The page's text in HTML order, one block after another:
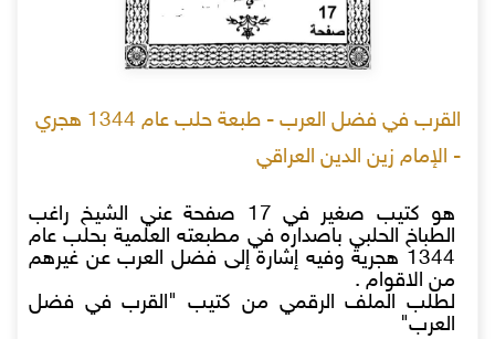
القرب في فضل العرب - طبعة حلب عام 1344 هجري
- الإمام زين الدين العراقي
هو كتيب صغير في 17 صفحة عني الشيخ راغب
الطباخ الحلبي باصداره في مطبعته العلمية بحلب عام
1344 هجرية وفيه إشارة إلى فضل العرب عن غيرهم
من الاقوام .
لطلب الملف الرقمي من كتيب "القرب في فضل
العرب"